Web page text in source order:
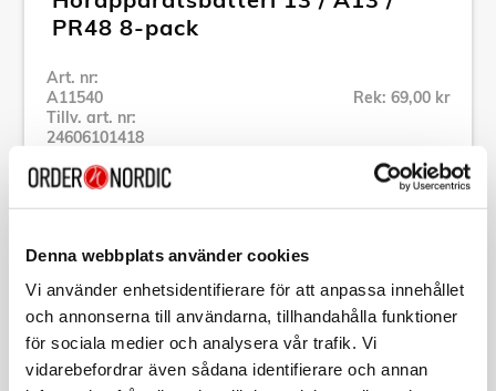
Denna webbplats använder cookies
Vi använder enhetsidentifierare för att anpassa innehållet
och annonserna till användarna, tillhandahålla funktioner
för sociala medier och analysera vår trafik. Vi
vidarebefordrar även sådana identifierare och annan
PR48 8-pack
Art. nr:
A11540
Tillv. art. nr:
24606101418
Rek: 69,00 kr
Se alla produkter inom Varta
Specifikation
Beskrivning
A11540